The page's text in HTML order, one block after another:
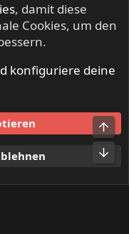
, damit diese
Cookies, um den
konfiguriere deine